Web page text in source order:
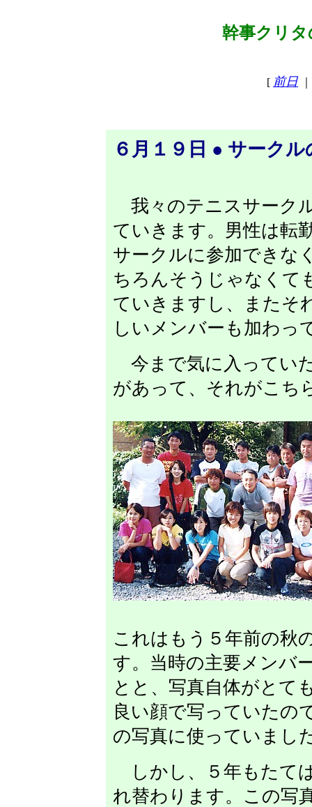
幹事クリタ
[ 前日
６月１９日 ● サーク
我々のテニスサーク
ていきます。男性は転
サークルに参加できな
ちろんそうじゃなくて
ていきますし、またそ
しいメンバーも加わっ
今まで気に入ってい
があって、それがこち
これはもう５年前の秋
す。当時の主要メンバ
とと、写真自体がとて
良い顔で写っていたの
の写真に使っていまし
しかし、５年もたて
れ替わります。この写